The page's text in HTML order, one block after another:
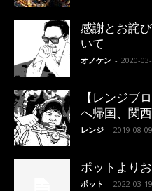
感謝とお詫
いて
オノケン - 2020-
【レンジブ
へ帰国、関
レンジ - 2019-08-09
ポットより
ポット - 2022-03-19